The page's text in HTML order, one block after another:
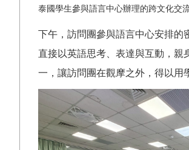
泰國學生參與語言中心辦理的跨文化交
下午，訪問團參與語言中心安排的
直接以英語思考、表達與互動，親
一，讓訪問團在觀摩之外，得以用